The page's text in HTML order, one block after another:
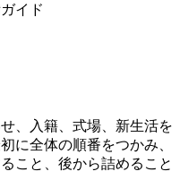
イド
、入籍、式場、新生活を
に全体の順番をつかみ、
こと、後から詰めること